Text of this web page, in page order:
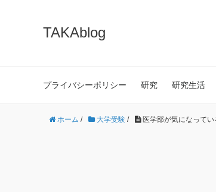
TAKAblog
プライバシーポリシー 研究 研究生活
ホーム / 大学受験 / 医学部が気になって